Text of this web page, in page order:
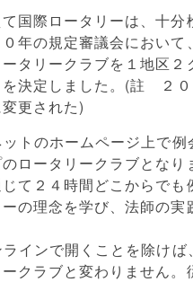
国際ロータリーは、十分
年の規定審議会において、
タリークラブを１地区２
決定しました。(註 ２０
更された)
トのホームページ上で例
ロータリークラブとなり
て２４時間どこからでも
の理念を学び、法師の実
インで開くことを除けば、
クラブと変わりません。